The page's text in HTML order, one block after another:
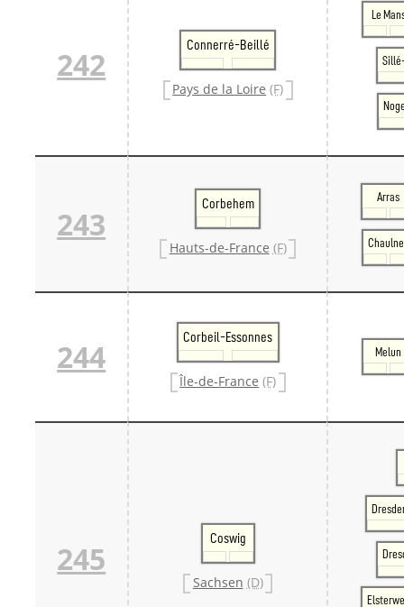
242
Connerré-Beillé
Pays de la Loire (F)
Le
243
Corbehem
Hauts-de-France (F)
Arras
244
Corbeil-Essonnes
Île-de-France (F)
Melun
245
Coswig
Sachsen (D)